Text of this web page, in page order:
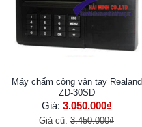
Máy chấm công vân tay Realand
ZD-30SD
Giá: 3.050.000₫
Giá cũ: 3.450.000₫